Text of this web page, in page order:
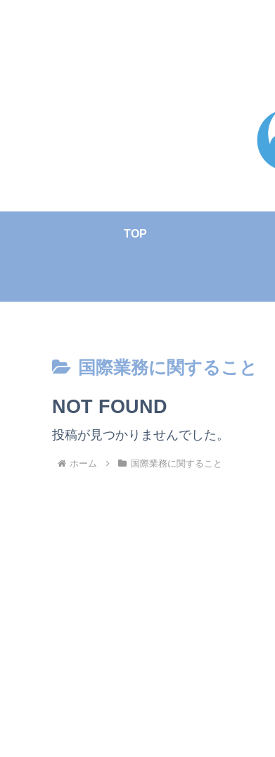
TOP
国際業務に関すること
NOT FOUND
投稿が見つかりませんでした。
ホーム 国際業務に関すること